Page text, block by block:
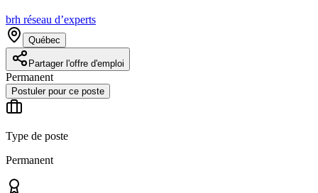
brh réseau d’experts
Québec
Partager l'offre d'emploi
Permanent
Postuler pour ce poste
Type de poste
Permanent